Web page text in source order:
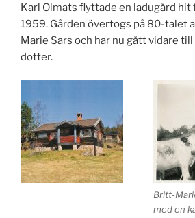
Karl Olmats flyttade en ladugård
1959. Gården övertogs på 80-talet
Marie Sars och har nu gått vidare
dotter.
Britt-
med en